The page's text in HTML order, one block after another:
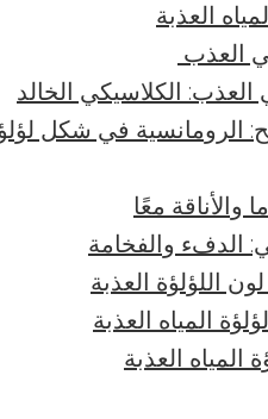
العذبة
اللؤلؤة العذبة
المياه العذبة
العذبة